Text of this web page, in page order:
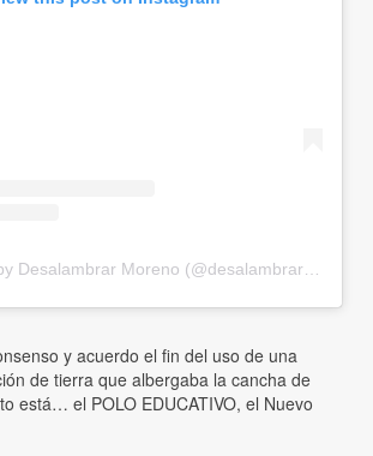
y acuerdo el fin del uso de una
de tierra que albergaba la cancha de
está… el POLO EDUCATIVO, el Nuevo